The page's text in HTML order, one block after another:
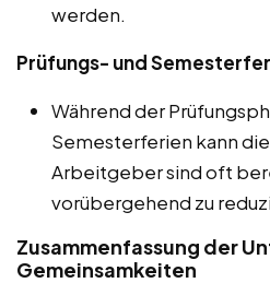
werden.
Prüfungs- und
Während der
Semesterferien kann
Arbeitgeber sind oft
vorübergehend zu
Zusammenfassung der
Gemeinsamkeiten